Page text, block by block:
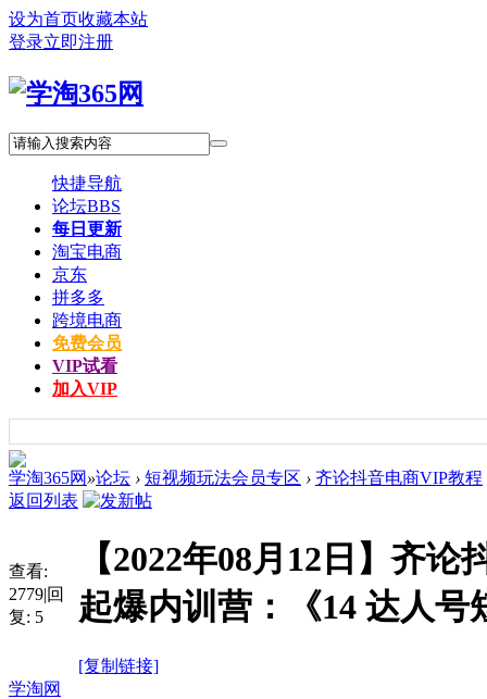
设为首页收藏本站
登录立即注册
快捷导航
论坛BBS
每日更新
淘宝电商
京东
拼多多
跨境电商
免费会员
VIP试看
加入VIP
学淘365网 »论坛 › 短视频玩法会员专区 › 齐论抖音电商VIP教程
返回列表
查看:
2779|回
复: 5
【2022年08月12日】齐
起爆内训营：《14 达人
[复制链接]
学淘网